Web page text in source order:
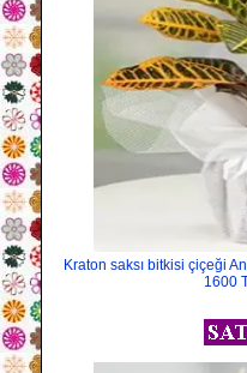
Kraton saksı bitkisi çiçeği
1600